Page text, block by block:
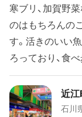
寒ブリ、加賀野
のはもちろんの
す。活きのいい
ろっており、食
近江
石川